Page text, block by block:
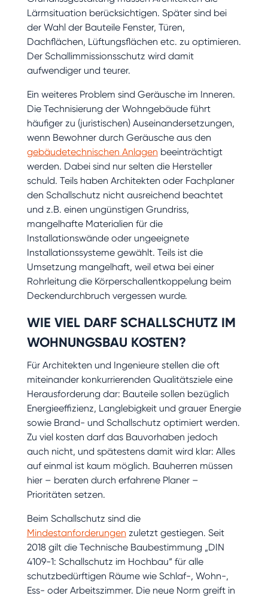
Lärmsituation berücksichtigen. Später sind bei
der Wahl der Bauteile Fenster, Türen,
Dachflächen, Lüftungsflächen etc. zu optimieren.
Der Schallimmissionsschutz wird damit
aufwendiger und teurer.
Ein weiteres Problem sind Geräusche im Inneren.
Die Technisierung der Wohngebäude führt
häufiger zu (juristischen) Auseinandersetzungen,
wenn Bewohner durch Geräusche aus den
gebäudetechnischen Anlagen beeinträchtigt
werden. Dabei sind nur selten die Hersteller
schuld. Teils haben Architekten oder Fachplaner
den Schallschutz nicht ausreichend beachtet
und z.B. einen ungünstigen Grundriss,
mangelhafte Materialien für die
Installationswände oder ungeeignete
Installationssysteme gewählt. Teils ist die
Umsetzung mangelhaft, weil etwa bei einer
Rohrleitung die Körperschallentkoppelung beim
Deckendurchbruch vergessen wurde.
WIE VIEL DARF SCHALLSCHUTZ IM
WOHNUNGSBAU KOSTEN?
Für Architekten und Ingenieure stellen die oft
miteinander konkurrierenden Qualitätsziele eine
Herausforderung dar: Bauteile sollen bezüglich
Energieeffizienz, Langlebigkeit und grauer Energie
sowie Brand- und Schallschutz optimiert werden.
Zu viel kosten darf das Bauvorhaben jedoch
auch nicht, und spätestens damit wird klar: Alles
auf einmal ist kaum möglich. Bauherren müssen
hier – beraten durch erfahrene Planer –
Prioritäten setzen.
Beim Schallschutz sind die
Mindestanforderungen zuletzt gestiegen. Seit
2018 gilt die Technische Baubestimmung „DIN
4109-1: Schallschutz im Hochbau“ für alle
schutzbedürftigen Räume wie Schlaf-, Wohn-,
Ess- oder Arbeitszimmer. Die neue Norm greift in